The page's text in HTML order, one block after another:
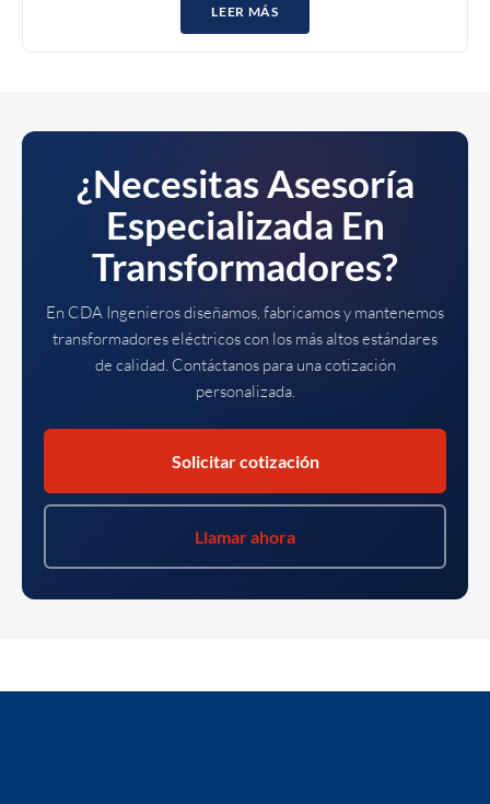
LEER MÁS
¿Necesitas Asesoría
Especializada En
Transformadores?
En CDA Ingenieros diseñamos, fabricamos y mantenemos
transformadores eléctricos con los más altos estándares
de calidad. Contáctanos para una cotización
personalizada.
Solicitar cotización
Llamar ahora